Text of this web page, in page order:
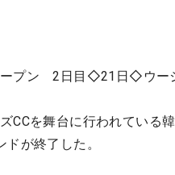
ープン 2日目◇21日◇ウー
CCを舞台に行われている
が終了した。